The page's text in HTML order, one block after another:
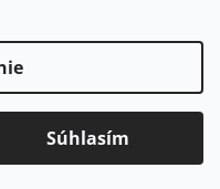
Súhlasím
zásielky v hodnote
.
4 EUR.